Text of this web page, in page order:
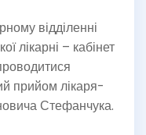
відділенні
лікарні – кабінет
прийом лікаря-
Стефанчука.